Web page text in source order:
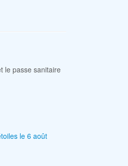
le passe sanitaire
le 6 août